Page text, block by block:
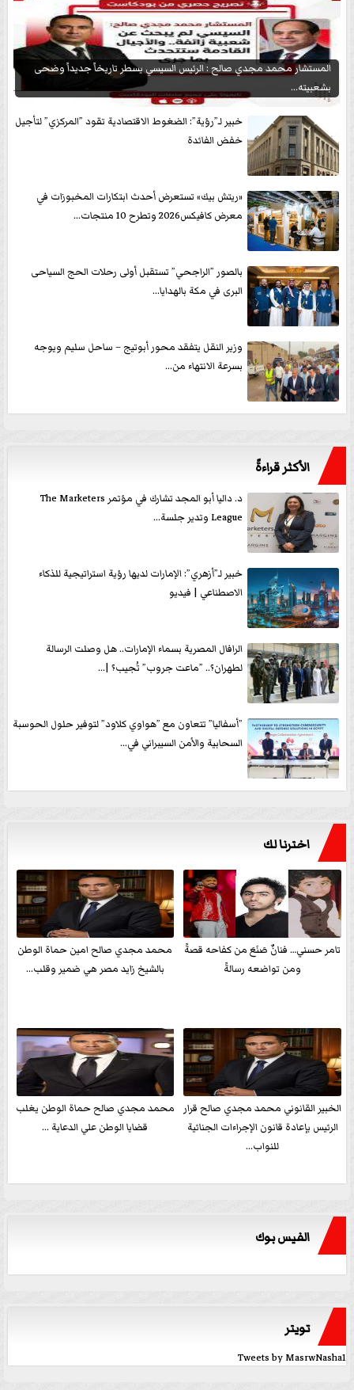
المستشار محمد مجدي صالح : الرئيس السيسي يسطر تاريخاً جديداً وضحى
بشعبيته...
خبير لـ”رؤية”: الضغوط الاقتصادية تقود ”المركزي” لتأجيل
خفض الفائدة
«ريتش بيك» تستعرض أحدث ابتكارات المخبوزات في
معرض كافيكس2026 وتطرح 10 منتجات...
بالصور ”الراجحي” تستقبل أولى رحلات الحج السياحى
البرى في مكة بالهدايا...
وزير النقل يتفقد محور أبوتيج – ساحل سليم ويوجه
بسرعة الانتهاء من...
الأكثر قراءةً
د. داليا أبو المجد تشارك في مؤتمر The Marketers
League وتدير جلسة...
خبير لـ”أزهري”: الإمارات لديها رؤية استراتيجية للذكاء
الاصطناعي | فيديو
الرافال المصرية بسماء الإمارات.. هل وصلت الرسالة
لطهران؟.. ”ماعت جروب” تُجيب؟ |...
”أسفاليا” تتعاون مع ”هواوي كلاود” لتوفير حلول الحوسبة
السحابية والأمن السيبراني في...
اخترنا لك
تامر حسني… فنانٌ صَنَعَ من كفاحه قصةً
ومن تواضعه رسالةً
محمد مجدي صالح امين حماة الوطن
بالشيخ زايد مصر هي ضمير وقلب...
الخبير القانوني محمد مجدي صالح قرار
الرئيس بإعادة قانون الإجراءات الجنائية
للنواب...
محمد مجدي صالح حماة الوطن يغلب
قضايا الوطن علي الدعاية ...
الفيس بوك
تويتر
Tweets by MasrwNasha1